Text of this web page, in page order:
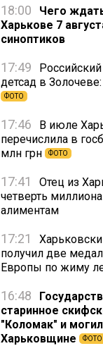
18:00
Чего
Харькове 7
синоптиков
17:49
детсад в
ФОТО
17:46
В июле
перечислила в
млн грн
ФОТО
17:41
Отец из
четверть
алиментам
17:21
получил две
Европы по жиму
16:48
старинное
"Коломак" и
Харьковщине
ФОТО